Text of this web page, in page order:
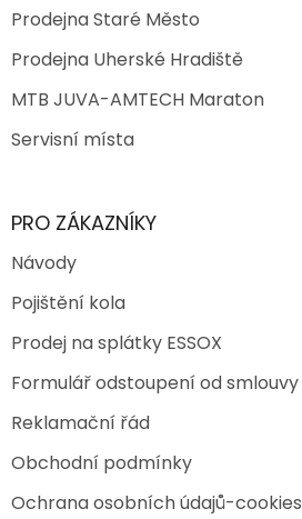
Prodejna Staré Město
Prodejna Uherské Hradiště
MTB JUVA-AMTECH Maraton
Servisní místa
PRO ZÁKAZNÍKY
Návody
Pojištění kola
Prodej na splátky ESSOX
Formulář odstoupení od smlouvy
Reklamační řád
Obchodní podmínky
Ochrana osobních údajů-cookies